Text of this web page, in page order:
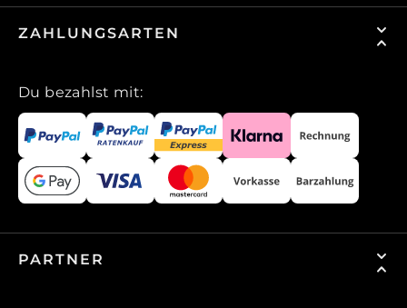
ZAHLUNGSARTEN
Du bezahlst mit:
PARTNER